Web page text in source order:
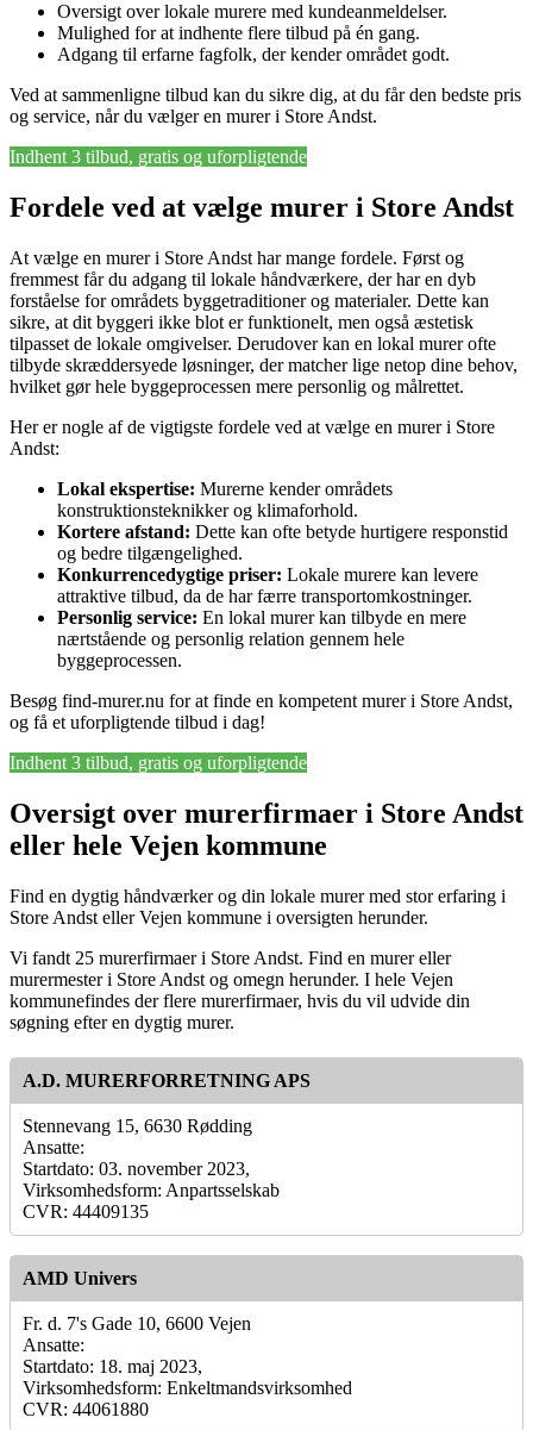
Oversigt over lokale murere med kundeanmeldelser.
Mulighed for at indhente flere tilbud på én gang.
Adgang til erfarne fagfolk, der kender området godt.
Ved at sammenligne tilbud kan du sikre dig, at du får den bedste pris
og service, når du vælger en murer i Store Andst.
Indhent 3 tilbud, gratis og uforpligtende
Fordele ved at vælge murer i Store Andst
At vælge en murer i Store Andst har mange fordele. Først og
fremmest får du adgang til lokale håndværkere, der har en dyb
forståelse for områdets byggetraditioner og materialer. Dette kan
sikre, at dit byggeri ikke blot er funktionelt, men også æstetisk
tilpasset de lokale omgivelser. Derudover kan en lokal murer ofte
tilbyde skræddersyede løsninger, der matcher lige netop dine behov,
hvilket gør hele byggeprocessen mere personlig og målrettet.
Her er nogle af de vigtigste fordele ved at vælge en murer i Store
Andst:
Lokal ekspertise: Murerne kender områdets
konstruktionsteknikker og klimaforhold.
Kortere afstand: Dette kan ofte betyde hurtigere responstid
og bedre tilgængelighed.
Konkurrencedygtige priser: Lokale murere kan levere
attraktive tilbud, da de har færre transportomkostninger.
Personlig service: En lokal murer kan tilbyde en mere
nærtstående og personlig relation gennem hele
byggeprocessen.
Besøg find-murer.nu for at finde en kompetent murer i Store Andst,
og få et uforpligtende tilbud i dag!
Indhent 3 tilbud, gratis og uforpligtende
Oversigt over murerfirmaer i Store Andst
eller hele Vejen kommune
Find en dygtig håndværker og din lokale murer med stor erfaring i
Store Andst eller Vejen kommune i oversigten herunder.
Vi fandt 25 murerfirmaer i Store Andst. Find en murer eller
murermester i Store Andst og omegn herunder. I hele Vejen
kommunefindes der flere murerfirmaer, hvis du vil udvide din
søgning efter en dygtig murer.
A.D. MURERFORRETNING APS
Stennevang 15, 6630 Rødding
Ansatte:
Startdato: 03. november 2023,
Virksomhedsform: Anpartsselskab
CVR: 44409135
AMD Univers
Fr. d. 7's Gade 10, 6600 Vejen
Ansatte:
Startdato: 18. maj 2023,
Virksomhedsform: Enkeltmandsvirksomhed
CVR: 44061880